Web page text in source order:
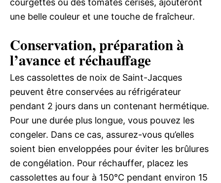
courgettes ou des tomates cerises, ajouteront
une belle couleur et une touche de fraîcheur.
Conservation, préparation à
l’avance et réchauffage
Les cassolettes de noix de Saint-Jacques
peuvent être conservées au réfrigérateur
pendant 2 jours dans un contenant hermétique.
Pour une durée plus longue, vous pouvez les
congeler. Dans ce cas, assurez-vous qu’elles
soient bien enveloppées pour éviter les brûlures
de congélation. Pour réchauffer, placez les
cassolettes au four à 150°C pendant environ 15